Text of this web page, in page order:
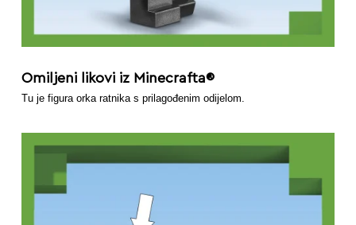
Omiljeni likovi iz Minecrafta®
Tu je figura orka ratnika s prilagođenim odijelom.